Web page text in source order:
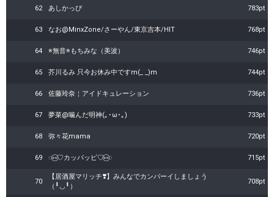
62 あしかっぴ 783pt
63 なお@MinxZone/さーやん/東京吉本/HIT 768pt
64 ※無音※もちみな（美波） 746pt
65 芥川るみ 只今お休み中ですm(_ _)m 744pt
66 佐藤玲奈￤アイドキュレーション 736pt
67 夢菜@噛んだ明神(｡･ω･｡) 733pt
68 弥々花mama 720pt
69 ◌⑅⃝♡カッパッピ♡⑅⃝◌ 715pt
70
【居酒屋マリッチ❣️】みんなでカンパーイしましょう
（╹◡╹）
708pt